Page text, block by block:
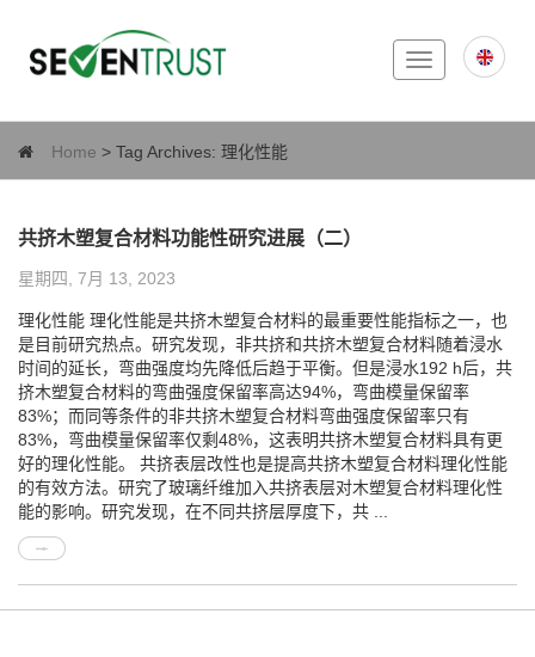
Toggle
navigation
Home > Tag Archives: 理化性能
共挤木塑复合材料功能性研究进展（二）
星期四, 7月 13, 2023
理化性能 理化性能是共挤木塑复合材料的最重要性能指标之一，也
是目前研究热点。研究发现，非共挤和共挤木塑复合材料随着浸水
时间的延长，弯曲强度均先降低后趋于平衡。但是浸水192 h后，共
挤木塑复合材料的弯曲强度保留率高达94%，弯曲模量保留率
83%；而同等条件的非共挤木塑复合材料弯曲强度保留率只有
83%，弯曲模量保留率仅剩48%，这表明共挤木塑复合材料具有更
好的理化性能。 共挤表层改性也是提高共挤木塑复合材料理化性能
的有效方法。研究了玻璃纤维加入共挤表层对木塑复合材料理化性
能的影响。研究发现，在不同共挤层厚度下，共 ...